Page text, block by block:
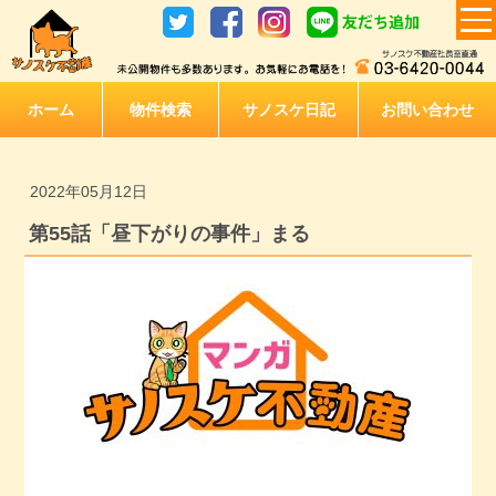
ホーム 物件検索 サノスケ日記 お問い合わせ
2022年05月12日
第55話「昼下がりの事件」まる